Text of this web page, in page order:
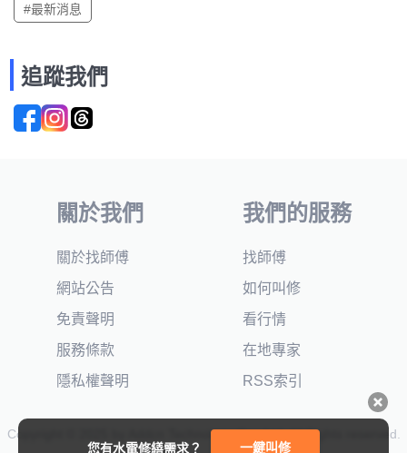
您有水電修繕需求？ 一鍵叫修
#最新消息
追蹤我們
關於我們
關於找師傅
網站公告
免責聲明
服務條款
隱私權聲明
我們的服務
找師傅
如何叫修
看行情
在地專家
RSS索引
Copyright © 2025 by Addcn Technology Co., Ltd. All Rights reserved.